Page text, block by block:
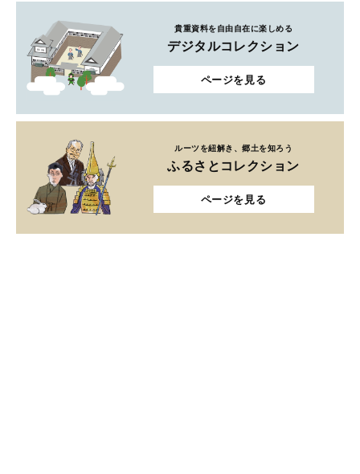
貴重資料を自由自在に楽しめる
デジタルコレクション
ページを見る
ルーツを紐解き、郷土を知ろう
ふるさとコレクション
ページを見る